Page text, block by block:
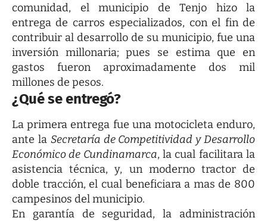
comunidad, el municipio de Tenjo hizo la
entrega de carros especializados, con el fin de
contribuir al desarrollo de su municipio, fue una
inversión millonaria; pues se estima que en
gastos fueron aproximadamente dos mil
millones de pesos.
¿Qué se entregó?
La primera entrega fue una motocicleta enduro,
ante la Secretaría de Competitividad y Desarrollo
Económico de Cundinamarca, la cual facilitara la
asistencia técnica, y, un moderno tractor de
doble tracción, el cual beneficiara a mas de 800
campesinos del municipio.
En garantía de seguridad, la administración